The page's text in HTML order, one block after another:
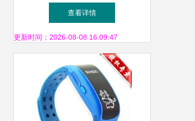
不购买智能手表的五大理由
查看详情
更新时间：2026-08-08 16:09:47